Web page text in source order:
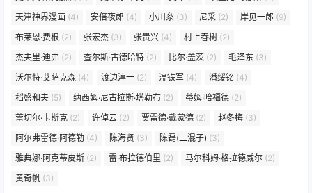
天津神界漫画 (4) 安倍夜郎 (4) 小川糸 (3) 尼采 (2) 岸见一郎 (9)
布莱恩·费根 (2) 张宏杰 (3) 张贵兴 (4) 村上春树 (2)
杰夫里·迪弗 (2) 查尔斯·古德哈特 (2) 比尔·盖茨 (2) 毛泽东 (3)
沃尔特·艾萨克森 (4) 渡边淳一 (2) 温铁军 (4) 潘绥铭 (4)
稻盛和夫 (5) 纳西姆·尼古拉斯·塔勒布 (2) 蒂姆·哈福德 (2)
蕾切尔·卡斯克 (2) 许倬云 (2) 贾雷德·戴蒙德 (2) 赵冬梅 (3)
阿尔弗雷德·阿德勒 (4) 陈海贤 (3) 陈磊(二混子) (3)
雅典娜·阿克蒂皮斯 (2) 雷·布拉德伯里 (2) 马尔科姆·格拉德威尔 (2)
黄奇帆 (3)